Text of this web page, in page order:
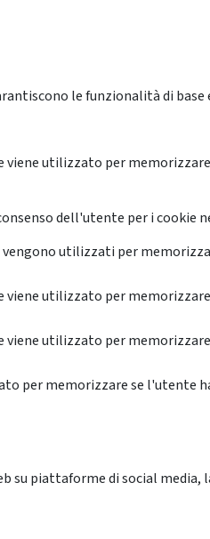
le funzionalità di
viene utilizzato per
dell'utente per i cookie
utilizzati per
viene utilizzato per
viene utilizzato per
per memorizzare se l'utente
piattaforme di social